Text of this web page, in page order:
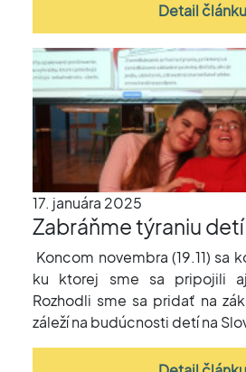
Detail článku
17. januára 2025
Zabráňme týraniu detí
Koncom novembra (19.11) sa
ku ktorej sme sa pripojili
Rozhodli sme sa pridať na
záleží na budúcnosti detí na